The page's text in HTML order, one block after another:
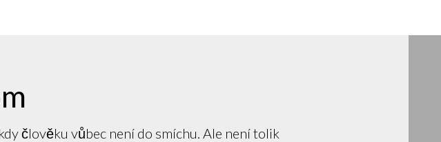
člověku vůbec není do smíchu. Ale není tolik